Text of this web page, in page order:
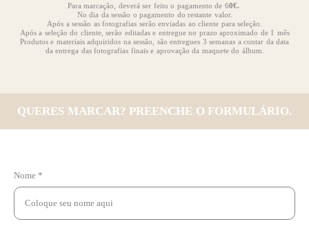
Para marcação, deverá ser feito o pagamento de 60€.
No dia da sessão o pagamento do restante valor.
Após a sessão as fotografias serão enviadas ao cliente para seleção.
Após a seleção do cliente, serão editadas e entregue no prazo aproximado de 1 mês
Produtos e materiais adquiridos na sessão, são entregues 3 semanas a contar da data
da entrega das fotografias finais e aprovação da maquete do álbum.
QUERES MARCAR? PREENCHE O FORMULÁRIO.
Nome *